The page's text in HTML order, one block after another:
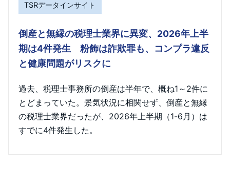
TSRデータインサイト
倒産と無縁の税理士業界に異変、2026年上半
期は4件発生 粉飾は詐欺罪も、コンプラ違反
と健康問題がリスクに
過去、税理士事務所の倒産は半年で、概ね1～2件に
とどまっていた。景気状況に相関せず、倒産と無縁
の税理士業界だったが、2026年上半期（1-6月）は
すでに4件発生した。